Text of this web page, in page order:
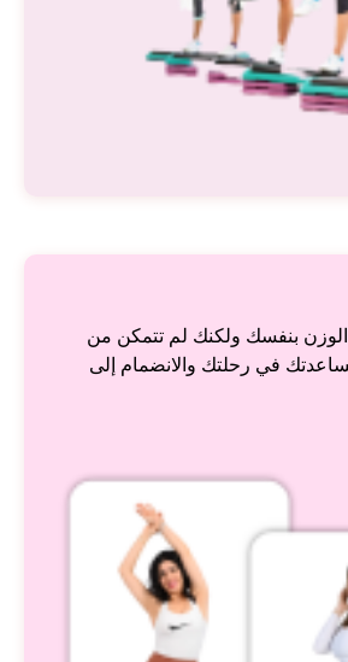
الوزن بنفسك ولكنك لم تتمكن من
في رحلتك والانضمام إلى